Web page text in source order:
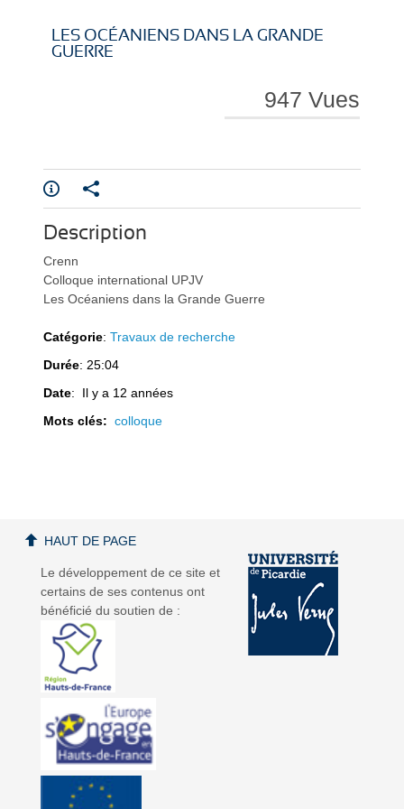
i
v
i
v
LES OCÉANIENS DANS LA GRANDE
GUERRE
947 Vues
Description
Crenn
Colloque international UPJV
Les Océaniens dans la Grande Guerre
Catégorie:Travaux de recherche
Durée: 25:04
Date: Il y a 12 années
Mots clés:colloque
Le développement de ce site et
certains de ses contenus ont
bénéficié du soutien de :
HAUT DE PAGE